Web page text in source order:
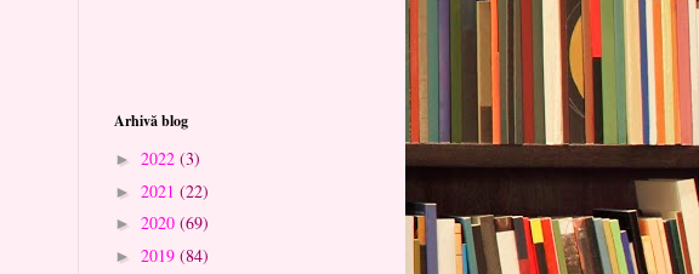
Arhivă blog
► 2022 (3)
► 2021 (22)
► 2020 (69)
► 2019 (84)